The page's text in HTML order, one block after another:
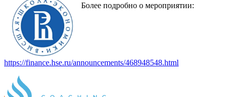
Более подробно о мероприятии:
https://finance.hse.ru/announcements/468948548.html